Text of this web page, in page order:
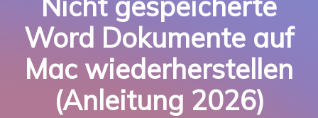
Word Dokumente auf
Mac wiederherstellen
(Anleitung 2026)